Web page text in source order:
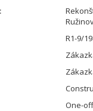
R1-9/
One-